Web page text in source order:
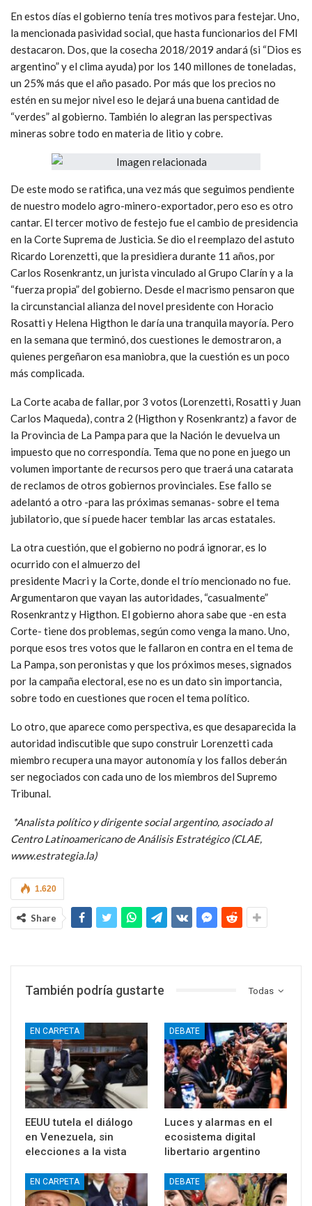
En estos días el gobierno tenía tres motivos para festejar. Uno,
la mencionada pasividad social, que hasta funcionarios del FMI
destacaron. Dos, que la cosecha 2018/2019 andará (si “Dios es
argentino” y el clima ayuda) por los 140 millones de toneladas,
un 25% más que el año pasado. Por más que los precios no
estén en su mejor nivel eso le dejará una buena cantidad de
“verdes” al gobierno. También lo alegran las perspectivas
mineras sobre todo en materia de litio y cobre.
De este modo se ratifica, una vez más que seguimos pendiente
de nuestro modelo agro-minero-exportador, pero eso es otro
cantar. El tercer motivo de festejo fue el cambio de presidencia
en la Corte Suprema de Justicia. Se dio el reemplazo del astuto
Ricardo Lorenzetti, que la presidiera durante 11 años, por
Carlos Rosenkrantz, un jurista vinculado al Grupo Clarín y a la
“fuerza propia” del gobierno. Desde el macrismo pensaron que
la circunstancial alianza del novel presidente con Horacio
Rosatti y Helena Higthon le daría una tranquila mayoría. Pero
en la semana que terminó, dos cuestiones le demostraron, a
quienes pergeñaron esa maniobra, que la cuestión es un poco
más complicada.
La Corte acaba de fallar, por 3 votos (Lorenzetti, Rosatti y Juan
Carlos Maqueda), contra 2 (Higthon y Rosenkrantz) a favor de
la Provincia de La Pampa para que la Nación le devuelva un
impuesto que no correspondía. Tema que no pone en juego un
volumen importante de recursos pero que traerá una catarata
de reclamos de otros gobiernos provinciales. Ese fallo se
adelantó a otro -para las próximas semanas- sobre el tema
jubilatorio, que sí puede hacer temblar las arcas estatales.
La otra cuestión, que el gobierno no podrá ignorar, es lo
ocurrido con el almuerzo del
presidente Macri y la Corte, donde el trío mencionado no fue.
Argumentaron que vayan las autoridades, “casualmente”
Rosenkrantz y Higthon. El gobierno ahora sabe que -en esta
Corte- tiene dos problemas, según como venga la mano. Uno,
porque esos tres votos que le fallaron en contra en el tema de
La Pampa, son peronistas y que los próximos meses, signados
por la campaña electoral, ese no es un dato sin importancia,
sobre todo en cuestiones que rocen el tema político.
Lo otro, que aparece como perspectiva, es que desaparecida la
autoridad indiscutible que supo construir Lorenzetti cada
miembro recupera una mayor autonomía y los fallos deberán
ser negociados con cada uno de los miembros del Supremo
Tribunal.
*Analista político y dirigente social argentino, asociado al
Centro Latinoamericano de Análisis Estratégico (CLAE,
www.estrategia.la)
1.620
Share
Todas
También podría gustarte
EN CARPETA
EEUU tutela el diálogo
en Venezuela, sin
elecciones a la vista
DEBATE
Luces y alarmas en el
ecosistema digital
libertario argentino
EN CARPETA DEBATE